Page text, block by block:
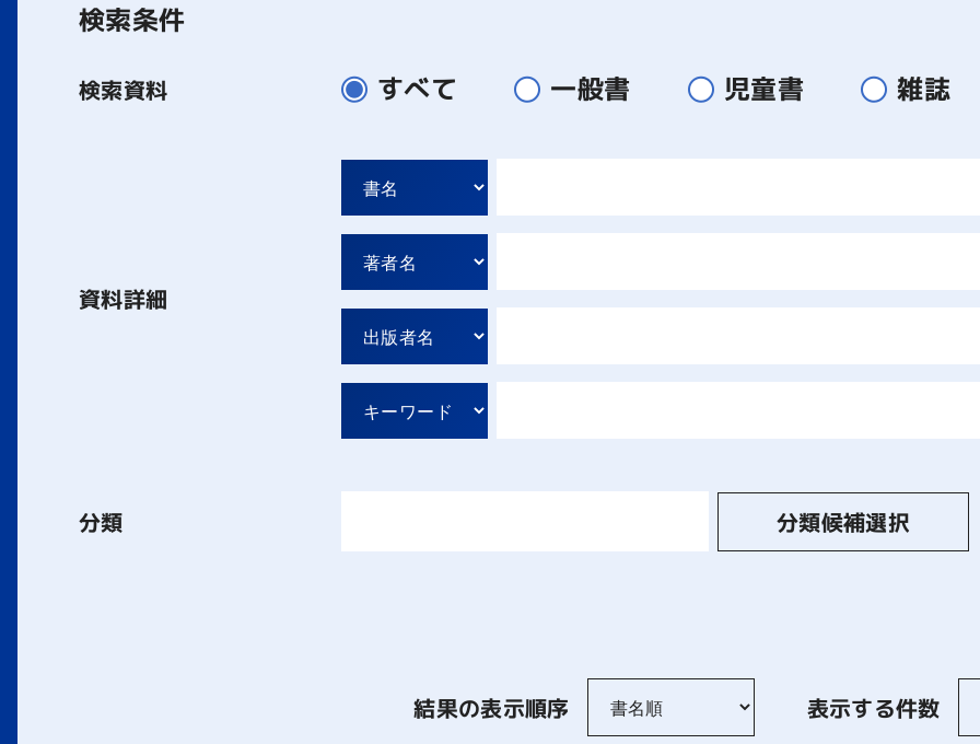
検索条件
検索資料 すべて 一般書 児童書 雑誌
資料詳細
分類 分類候補選択
結果の表示順序 表示する件数